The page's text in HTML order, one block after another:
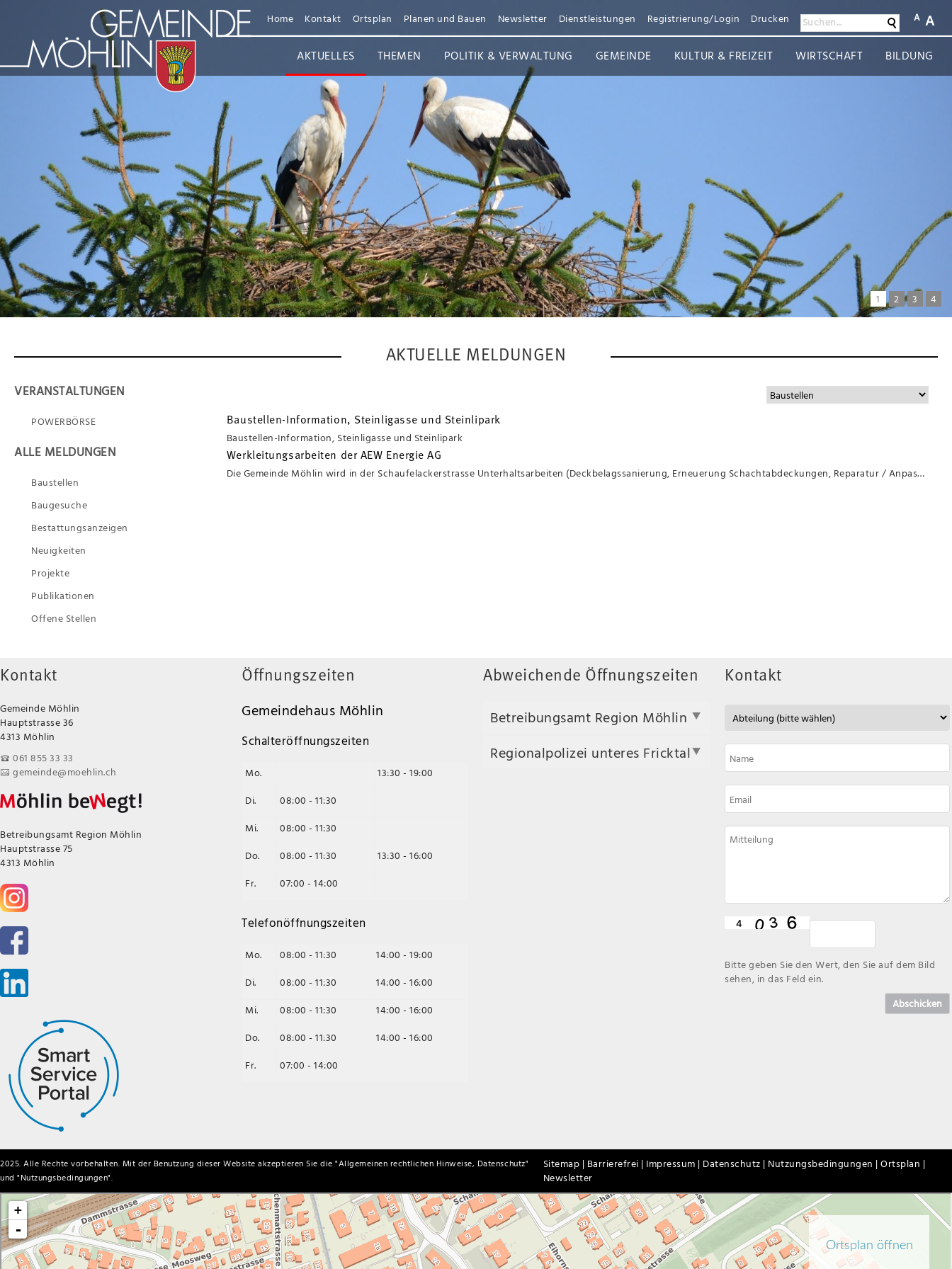
A A
Suchen...
Home Kontakt Ortsplan Planen und Bauen Newsletter Dienstleistungen Registrierung/Login DruckenSuchen
AKTUELLES THEMEN POLITIK & VERWALTUNG GEMEINDE KULTUR & FREIZEIT WIRTSCHAFT BILDUNG
1 2 3 4
AKTUELLE MELDUNGEN
VERANSTALTUNGEN
POWERBÖRSE
ALLE MELDUNGEN
Baustellen
Baugesuche
Bestattungsanzeigen
Neuigkeiten
Projekte
Publikationen
Offene Stellen
Baustellen-Information, Steinligasse und Steinlipark
Baustellen-Information, Steinligasse und Steinlipark
Werkleitungsarbeiten der AEW Energie AG
Die Gemeinde Möhlin wird in der Schaufelackerstrasse Unterhaltsarbeiten (Deckbelagssanierung, Erneuerung Schachtabdeckungen, Reparatur / Anpassungen Randabschlüsse) in den kommenden Monaten durch die Firma Ziegler AG ausführen.
Kontakt
Gemeinde Möhlin
Hauptstrasse 36
4313 Möhlin
061 855 33 33
gemeinde@moehlin.ch
Betreibungsamt Region Möhlin
Hauptstrasse 75
4313 Möhlin
Öffnungszeiten
Gemeindehaus Möhlin
Schalteröffnungszeiten
Mo.
13:30 - 19:00
Di.
08:00 - 11:30
Mi.
08:00 - 11:30
Do.
08:00 - 11:30
13:30 - 16:00
Fr.
07:00 - 14:00
Telefonöffnungszeiten
Mo. 08:00 - 11:30
14:00 - 19:00
Di.
08:00 - 11:30
14:00 - 16:00
Mi.
08:00 - 11:30
14:00 - 16:00
Do.
08:00 - 11:30
14:00 - 16:00
Fr.
07:00 - 14:00
Abweichende Öffnungszeiten
Betreibungsamt Region Möhlin
Regionalpolizei unteres Fricktal
Kontakt
Bitte geben Sie den Wert, den Sie auf dem Bild
sehen, in das Feld ein.
Abschicken
2025. Alle Rechte vorbehalten. Mit der Benutzung dieser Website akzeptieren Sie die "Allgemeinen rechtlichen Hinweise, Datenschutz"
und "Nutzungsbedingungen".
Sitemap | Barrierefrei | Impressum | Datenschutz | Nutzungsbedingungen |Ortsplan |
Newsletter